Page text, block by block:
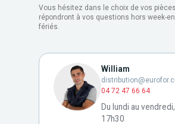
Vous hésitez dans le choix de vos
répondront à vos questions hors week-
fériés.
William
04 72 47 66 64
Du lundi au
17h30